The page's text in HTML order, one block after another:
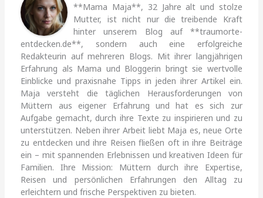
**Mama Maja**, 32 Jahre alt und stolze
Mutter, ist nicht nur die treibende Kraft
hinter unserem Blog auf **traumorte-
entdecken.de**, sondern auch eine erfolgreiche
Redakteurin auf mehreren Blogs. Mit ihrer langjährigen
Erfahrung als Mama und Bloggerin bringt sie wertvolle
Einblicke und praxisnahe Tipps in jeden ihrer Artikel ein.
Maja versteht die täglichen Herausforderungen von
Müttern aus eigener Erfahrung und hat es sich zur
Aufgabe gemacht, durch ihre Texte zu inspirieren und zu
unterstützen. Neben ihrer Arbeit liebt Maja es, neue Orte
zu entdecken und ihre Reisen fließen oft in ihre Beiträge
ein – mit spannenden Erlebnissen und kreativen Ideen für
Familien. Ihre Mission: Müttern durch ihre Expertise,
Reisen und persönlichen Erfahrungen den Alltag zu
erleichtern und frische Perspektiven zu bieten.